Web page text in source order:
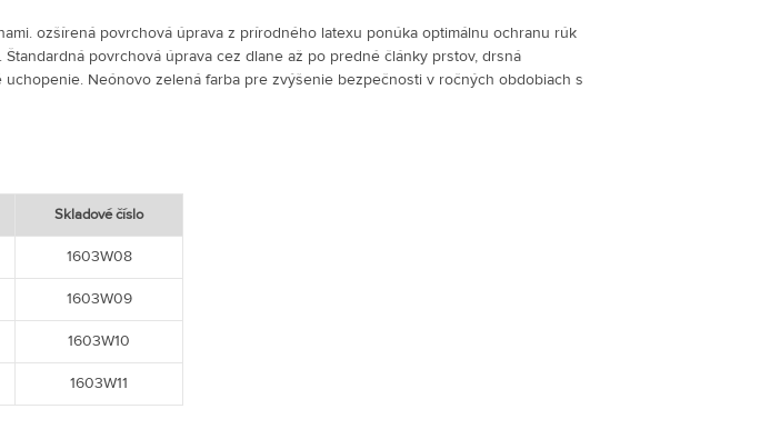
ozšírená povrchová úprava z prírodného latexu ponúka optimálnu ochranu rúk
povrchová úprava cez dlane až po predné články prstov, drsná
Neónovo zelená farba pre zvýšenie bezpečnosti v ročných obdobiach s
Skladové číslo
1603W08
1603W09
1603W10
1603W11